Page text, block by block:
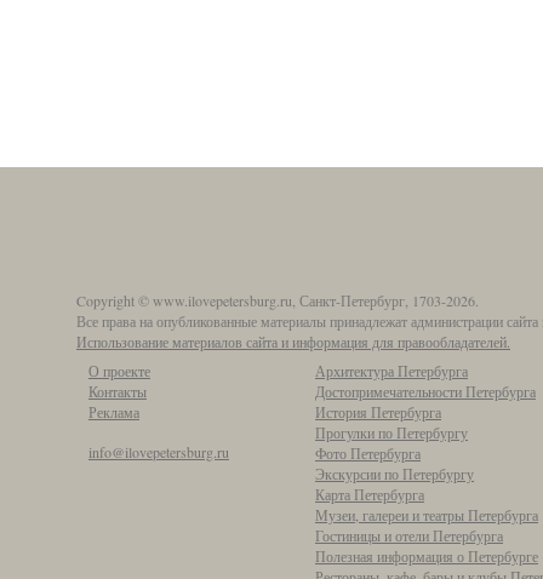
Copyright © www.ilovepetersburg.ru, Санкт-Петербург, 1703-2026.
Все права на опубликованные материалы принадлежат администрации
Использование материалов сайта и информация для правообладателей.
О проекте
Контакты
Реклама
info@ilovepetersburg.ru
Архитектура Петербурга
Достопримечательности Петербурга
История Петербурга
Прогулки по Петербургу
Фото Петербурга
Экскурсии по Петербургу
Карта Петербурга
Музеи, галереи и театры Петербурга
Гостиницы и отели Петербурга
Полезная информация о Петербурге